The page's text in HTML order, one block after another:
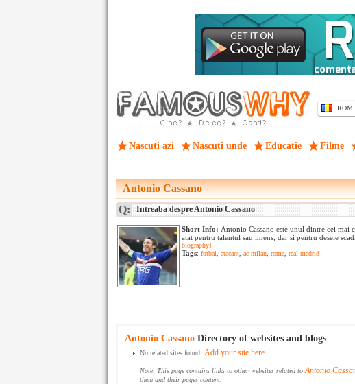
ROM
Nascuti azi Nascuti unde Educatie Filme
Antonio Cassano
Q: Intreaba despre Antonio Cassano
Short Info: Antonio Cassano este unul dintre cei
atat pentru talentul sau imens, dar si pentru desele
biography]
Tags: fotbal atacant ac milan roma real madrid
Antonio Cassano Directory of websites and blogs
No related sites found. Add your site here
Note: This page contains links to other websites related to Antonio
them and their pages content.